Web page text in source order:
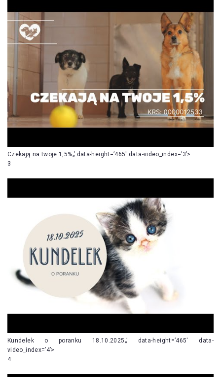
Czekają na twoje 1,5%„’ data-height=’465′ data-video_index=’3’>
3
Kundelek o poranku 18.10.2025„’ data-height=’465′ data-
video_index=’4’>
4